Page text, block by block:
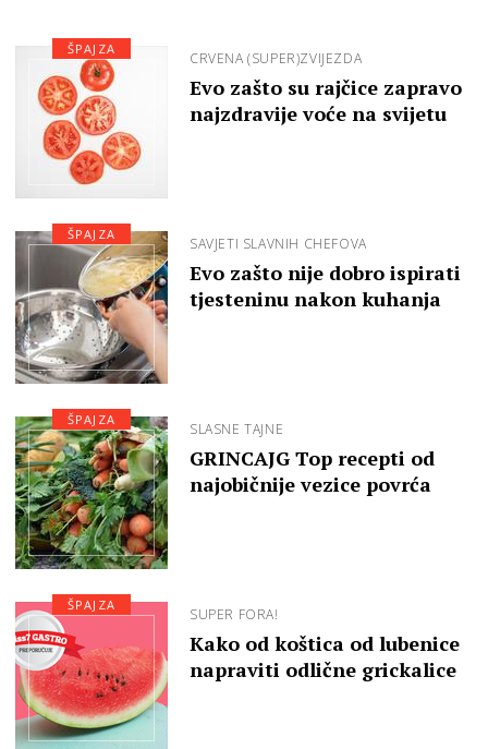
CRVENA (SUPER)ZVIJEZDA
Evo zašto su rajčice zapravo
najzdravije voće na svijetu
ŠPAJZA
SAVJETI SLAVNIH CHEFOVA
Evo zašto nije dobro ispirati
tjesteninu nakon kuhanja
ŠPAJZA
SLASNE TAJNE
GRINCAJG Top recepti od
najobičnije vezice povrća
ŠPAJZA
SUPER FORA!
Kako od koštica od lubenice
napraviti odlične grickalice
ŠPAJZA